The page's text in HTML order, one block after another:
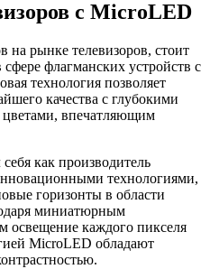
с MicroLED
рынке телевизоров, стоит
флагманских устройств с
технология позволяет
качества с глубокими
впечатляющим
как производитель
технологиями,
горизонты в области
миниатюрным
освещение каждого пикселя
MicroLED обладают